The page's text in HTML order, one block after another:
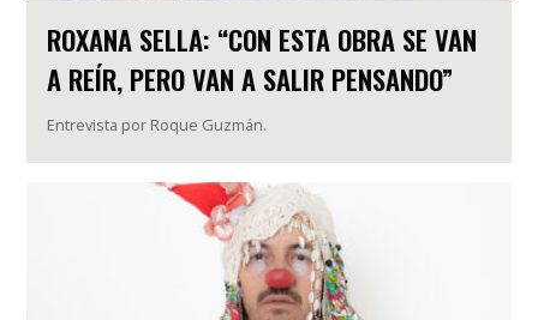
ROXANA SELLA: “CON ESTA OBRA SE VAN
A REÍR, PERO VAN A SALIR PENSANDO”
Entrevista por Roque Guzmán.